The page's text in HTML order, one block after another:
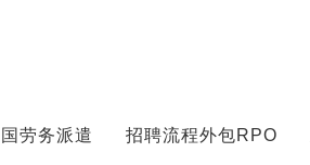
劳务派遣 招聘流程外包RPO